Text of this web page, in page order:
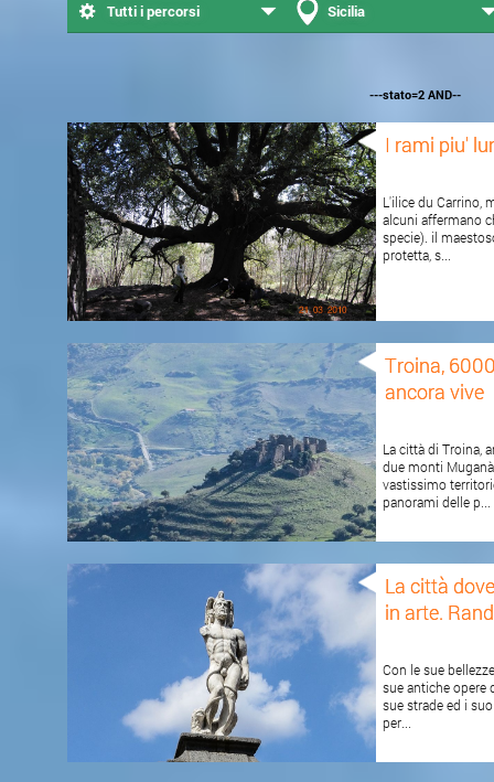
Tutti i percorsi Sicilia
---stato=2 AND--
I rami piu'
L'ilice du Carrino,
alcuni affermano
specie). il
protetta, s...
Troina,
ancora vive
La città di Troina,
due monti
vastissimo
panorami delle p...
La città
in arte.
Con le sue
sue antiche opere
sue strade ed i
per...